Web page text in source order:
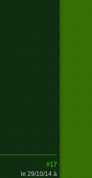
#17
le 29/10/14 à